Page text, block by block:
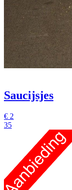
Saucijsjes
€ 2
35